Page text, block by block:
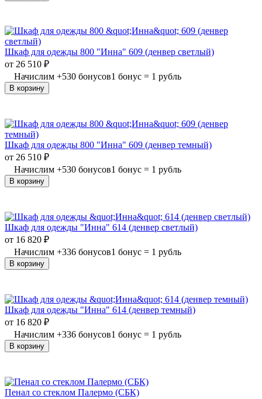
Шкаф для одежды 800 "Инна" 609 (денвер светлый)
от 26 510 ₽
Начислим +530 бонусов1 бонус = 1 рубль
В корзину
Шкаф для одежды 800 "Инна" 609 (денвер темный)
от 26 510 ₽
Начислим +530 бонусов1 бонус = 1 рубль
В корзину
Шкаф для одежды "Инна" 614 (денвер светлый)
от 16 820 ₽
Начислим +336 бонусов1 бонус = 1 рубль
В корзину
Шкаф для одежды "Инна" 614 (денвер темный)
от 16 820 ₽
Начислим +336 бонусов1 бонус = 1 рубль
В корзину
Пенал со стеклом Палермо (СБК)